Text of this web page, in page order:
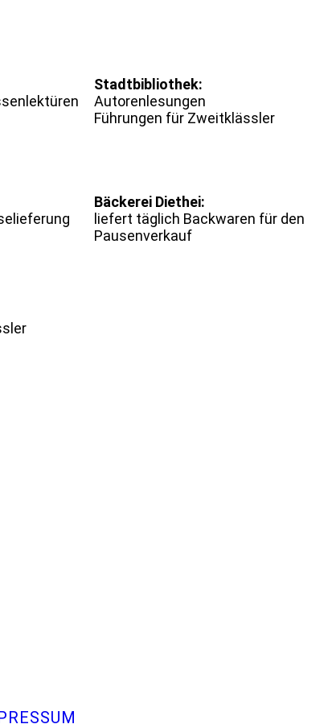
Stadtbibliothek:
Autorenlesungen
Führungen für Zweitklässler
Bäckerei Diethei:
liefert täglich Backwaren für den
Pausenverkauf